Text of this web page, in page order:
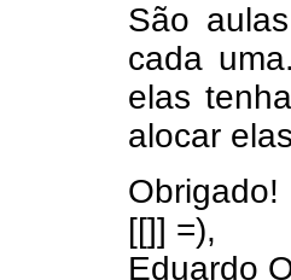
São
cada
elas
alocar
Obrigado!
[[]] =),
Eduardo